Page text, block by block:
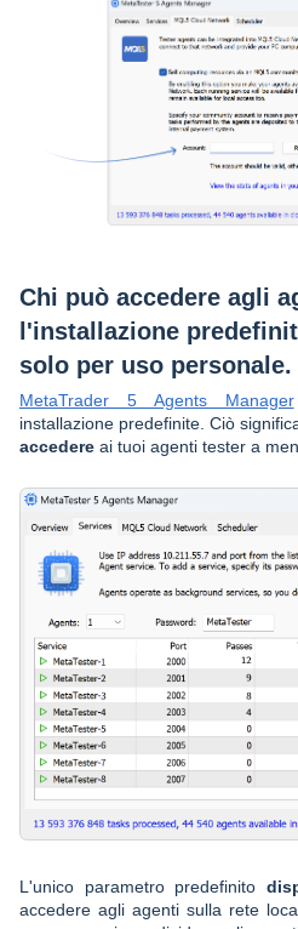
Chi può accedere agli
l'installazione
solo per uso personale.
MetaTrader 5 Agents Manager
installazione predefinite. Ciò
accedere ai tuoi agenti tester a
L'unico parametro predefinito
accedere agli agenti sulla rete